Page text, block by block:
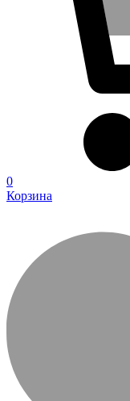
0
Корзина